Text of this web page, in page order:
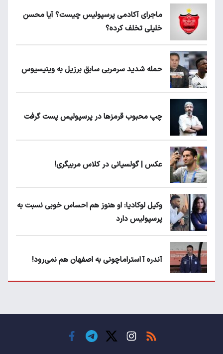
ماجرای آکادمی پرسپولیس چیست؟ آیا محسن
خلیلی تخلف کرده؟
حمله شدید سرمربی سابق برزیل به وینیسیوس
چپ محبوب قرمزها در پرسپولیس پست گرفت
عکس | گولسیانی در کلاس مربیگری!
وکیل لوکادیا: او هنوز هم احساس خوبی نسبت به
پرسپولیس دارد
آندره آ استراماچونی به اصفهان هم نمی‌رود!
حسن روی هوا!